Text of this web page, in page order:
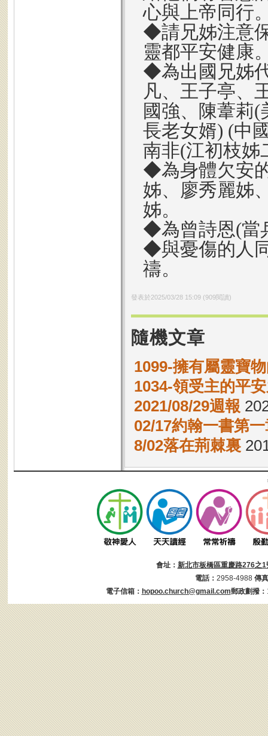
心與上帝同行
◆請兄姊注意
靈都平安健康
◆為出國兄姊
凡、王子亭、
國強、陳葦莉
長老女婿) (中
南非(江初枝姊
◆為身體欠安
姊、廖秀麗姊
姊。
◆為曾詩恩(當
◆與憂傷的人
禱。
發表於2025/03/28 15:09(909閱讀)
隨機文章
1099-擁有屬靈寶
1034-領受主的平
2021/08/29週報
02/17約翰一書第
8/02落在荊棘裏
會址： 新北市板橋區重慶路276之1
電話： 2958-4988 傳
電子信箱： hopoo.church@gmail.com郵政劃撥：